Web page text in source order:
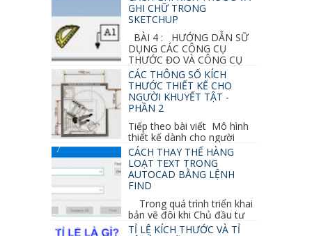
GHI CHỮ TRONG
SKETCHUP
BÀI 4 : HƯỚNG DẪN SỮ
DỤNG CÁC CÔNG CỤ
THƯỚC ĐO VÀ CÔNG CỤ
GHI CHỮ 2D, 3D TRONG SKETCHUP Ở bài
học trước ta đã...
CÁC THÔNG SỐ KÍCH
THƯỚC THIẾT KẾ CHO
NGƯỜI KHUYẾT TẬT -
PHẦN 2
Tiếp theo bài viết Mô hình
thiết kế dành cho người
khuyết tật ở phần 1 chúng ta cùng tìm hiểu
thêm các vấn đề và...
CÁCH THAY THẾ HÀNG
LOẠT TEXT TRONG
AUTOCAD BẰNG LỆNH
FIND
Trong quá trình triển khai
bản vẽ đôi khi Chủ đầu tư
thay đổi thiết kế hoặc do bản vẽ mình ghi chú
TỈ LỆ KÍCH THƯỚC VÀ TỈ